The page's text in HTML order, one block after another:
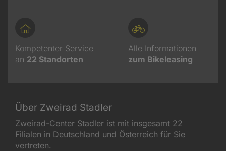
Kompetenter Service
an 22 Standorten
Alle Informationen
zum Bikeleasing
Über Zweirad Stadler
Zweirad-Center Stadler ist mit insgesamt 22
Filialen in Deutschland und Österreich für Sie
vertreten.